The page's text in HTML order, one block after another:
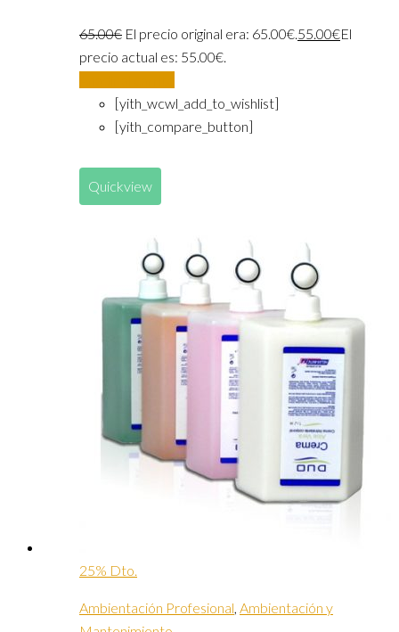
65.00€ El precio original era: 65.00€.55.00€El
precio actual es: 55.00€.
[yith_wcwl_add_to_wishlist]
[yith_compare_button]
Quickview
25% Dto.
Ambientación Profesional, Ambientación y